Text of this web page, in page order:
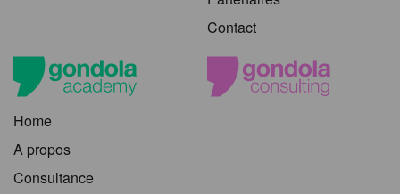
Contact
Home
A propos
Consultance